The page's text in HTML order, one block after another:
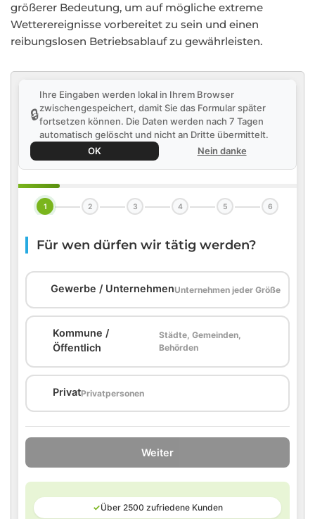
größerer Bedeutung, um auf mögliche extreme
Wetterereignisse vorbereitet zu sein und einen
reibungslosen Betriebsablauf zu gewährleisten.
🔒
Ihre Eingaben werden lokal in Ihrem Browser
zwischengespeichert, damit Sie das Formular später
fortsetzen können. Die Daten werden nach 7 Tagen
automatisch gelöscht und nicht an Dritte übermittelt.
OK
Nein danke
1 2 3 4 5 6
Für wen dürfen wir tätig werden?
Gewerbe / UnternehmenUnternehmen jeder Größe
Kommune /
Öffentlich
Städte, Gemeinden,
Behörden
PrivatPrivatpersonen
Weiter
✓Über 2500 zufriedene Kunden